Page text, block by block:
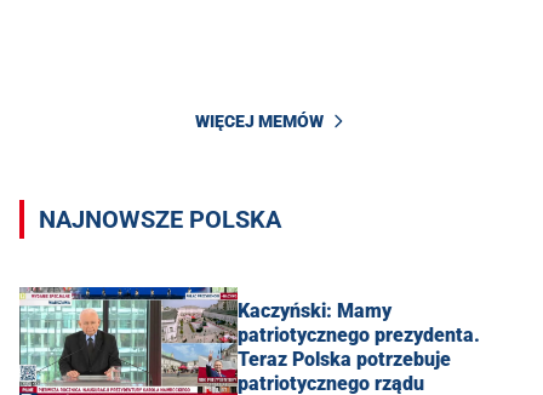
WIĘCEJ MEMÓW
NAJNOWSZE POLSKA
Kaczyński: Mamy
patriotycznego prezydenta.
Teraz Polska potrzebuje
patriotycznego rządu